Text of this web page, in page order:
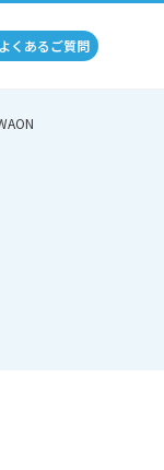
よくあるご質問